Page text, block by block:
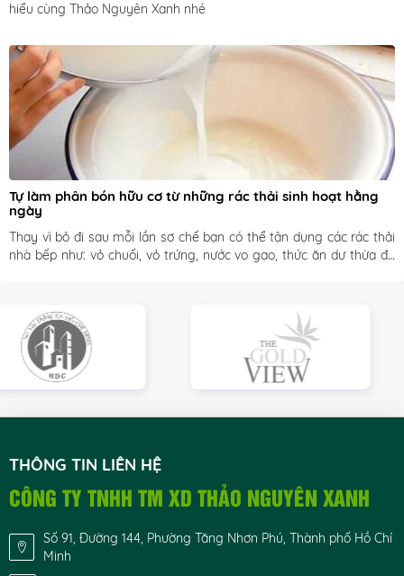
hiểu cùng Thảo Nguyên Xanh nhé
Tự làm phân bón hữu cơ từ những rác thải sinh hoạt hằng
ngày
Thay vì bỏ đi sau mỗi lần sơ chế bạn có thể tận dụng các rác thải
nhà bếp như: vỏ chuối, vỏ trứng, nước vo gạo, thức ăn dư thừa để
THÔNG TIN LIÊN HỆ
CÔNG TY TNHH TM XD THẢO NGUYÊN XANH
Số 91, Đường 144, Phường Tăng Nhơn Phú, Thành phố Hồ Chí
Minh